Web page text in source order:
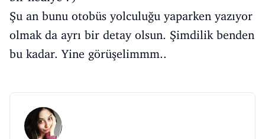
Şu an bunu otobüs yolculuğu yaparken yazıyor
olmak da ayrı bir detay olsun. Şimdilik benden
bu kadar. Yine görüşelimmm..